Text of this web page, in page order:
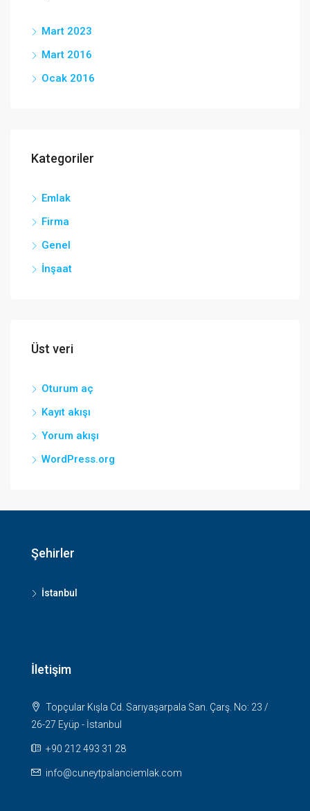
Mart 2023
Mart 2016
Ocak 2016
Kategoriler
Emlak
Firma
Genel
İnşaat
Üst veri
Oturum aç
Kayıt akışı
Yorum akışı
WordPress.org
Şehirler
İstanbul
İletişim
Topçular Kışla Cd. Sarıyaşarpala San. Çarş. No: 23 /
26-27 Eyüp - İstanbul
+90 212 493 31 28
info@cuneytpalanciemlak.com